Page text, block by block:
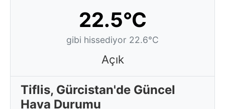
22.5°C
gibi hissediyor 22.6°C
Açık
Tiflis, Gürcistan'de Güncel
Hava Durumu